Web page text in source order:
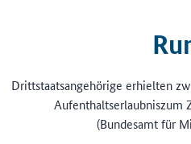
Drittstaatsangehörige erhielten
Aufenthaltserlaubniszum
(Bundesamt für